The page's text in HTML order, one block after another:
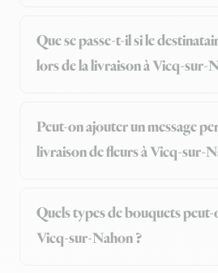
Que se passe-t-il si le
lors de la livraison à Vicq-sur-
Peut-on ajouter un message
livraison de fleurs à Vicq-sur-
Quels types de bouquets
Vicq-sur-Nahon ?